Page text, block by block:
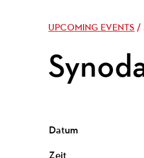
UPCOMING EVENTS /
Datum